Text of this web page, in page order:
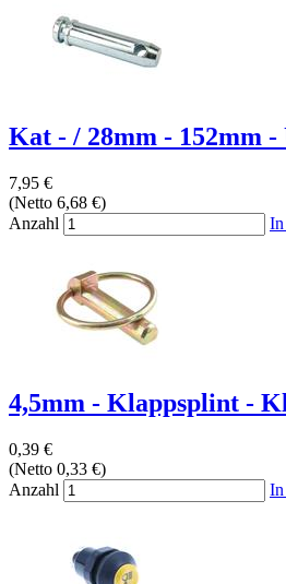
Kat - / 28mm - 152mm -
7,95 €
(Netto 6,68 €)
Anzahl
In
4,5mm - Klappsplint -
0,39 €
(Netto 0,33 €)
Anzahl
In